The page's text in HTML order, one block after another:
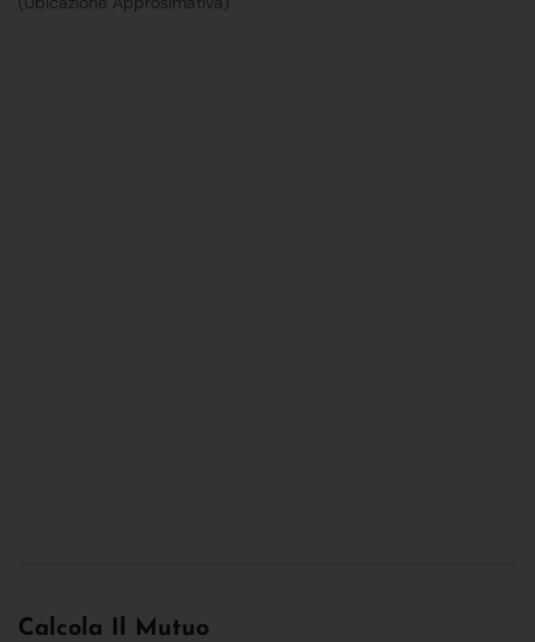
Calcola Il Mutuo